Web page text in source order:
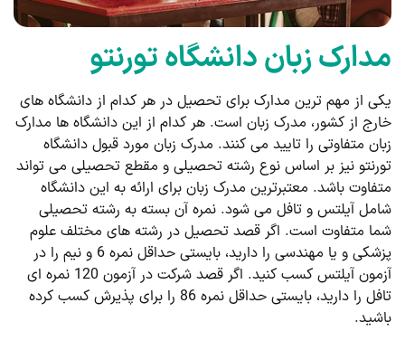
مدارک زبان دانشگاه تورنتو
یکی از مهم ترین مدارک برای تحصیل در هر کدام از دانشگاه های
خارج از کشور، مدرک زبان است. هر کدام از این دانشگاه ها مدارک
زبان متفاوتی را تایید می کنند. مدرک زبان مورد قبول دانشگاه
تورنتو نیز بر اساس نوع رشته تحصیلی و مقطع تحصیلی می تواند
متفاوت باشد. معتبرترین مدرک زبان برای ارائه به این دانشگاه
شامل آیلتس و تافل می شود. نمره آن بسته به رشته تحصیلی
شما متفاوت است. اگر قصد تحصیل در رشته های مختلف علوم
پزشکی و یا مهندسی را دارید، بایستی حداقل نمره 6 و نیم را در
آزمون آیلتس کسب کنید. اگر قصد شرکت در آزمون 120 نمره ای
تافل را دارید، بایستی حداقل نمره 86 را برای پذیرش کسب کرده
باشید.